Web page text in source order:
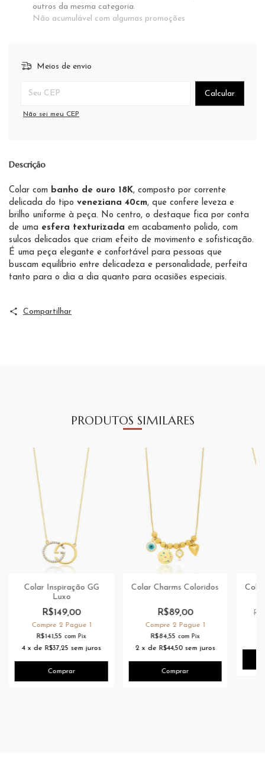
outros da mesma categoria.
Não acumulável com algumas promoções
Meios de envio
Calcular
Não sei meu CEP
Descrição
Colar com banho de ouro 18K, composto por corrente
delicada do tipo veneziana 40cm, que confere leveza e
brilho uniforme à peça. No centro, o destaque fica por conta
de uma esfera texturizada em acabamento polido, com
sulcos delicados que criam efeito de movimento e sofisticação.
É uma peça elegante e confortável para pessoas que
buscam equilíbrio entre delicadeza e personalidade, perfeita
tanto para o dia a dia quanto para ocasiões especiais.
Compartilhar
PRODUTOS SIMILARES
Colar Inspiração GG
Luxo
R$149,00
Compre 2 Pague 1
R$141,55 com Pix
4 x de R$37,25 sem juros
Colar Charms Coloridos
R$89,00
Compre 2 Pague 1
R$84,55 com Pix
2 x de R$44,50 sem juros